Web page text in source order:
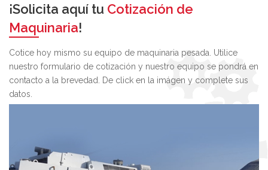
¡Solicita aquí tu Cotización de
Maquinaria!
Cotice hoy mismo su equipo de maquinaria pesada. Utilice
nuestro formulario de cotización y nuestro equipo se pondrá en
contacto a la brevedad. De click en la imágen y complete sus
datos.